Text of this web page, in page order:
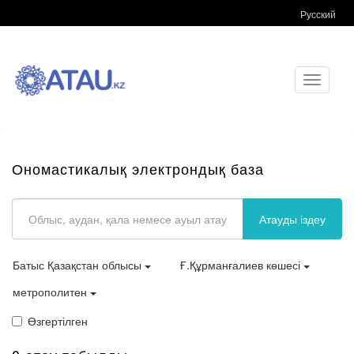
Русский
Toggle
Ономастикалық электрондық база
Атауды іздеу
Батыс Қазақстан облысы
Ғ.Құрманғалиев көшесі
метрополитен
Өзгертілген